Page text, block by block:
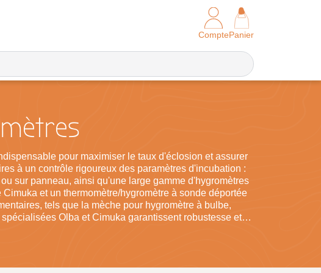
ComptePanier
pour maximiser le taux d'éclosion et assurer
à un contrôle rigoureux des paramètres d'incubation :
sur panneau, ainsi qu'une large gamme d'hygromètres
et un thermomètre/hygromètre à sonde déportée
tels que la mèche pour hygromètre à bulbe,
Olba et Cimuka garantissent robustesse et
mesure, ajustez finement vos réglages à chaque étape